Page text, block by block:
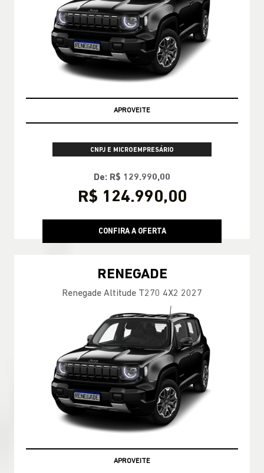
APROVEITE
CNPJ E MICROEMPRESÁRIO
De: R$ 129.990,00
R$ 124.990,00
CONFIRA A OFERTA
RENEGADE
Renegade Altitude T270 4X2 2027
APROVEITE